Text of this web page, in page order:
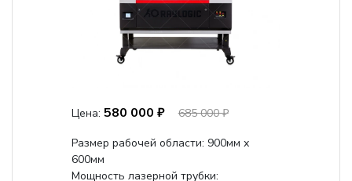
Цена: 580 000 ₽
685 000 ₽
Размер рабочей области: 900мм х
600мм
Мощность лазерной трубки: